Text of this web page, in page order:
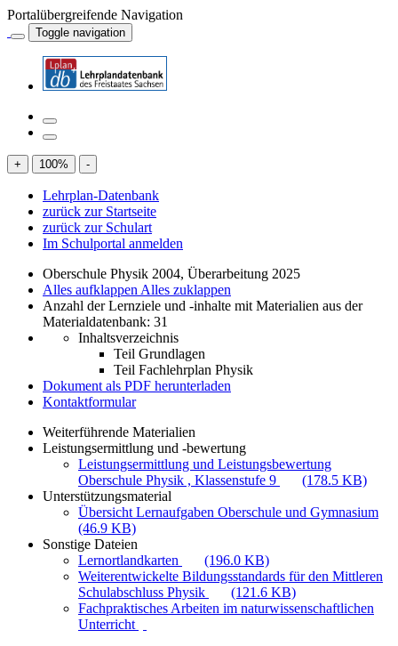
Portalübergreifende Navigation
Toggle navigation
+ 100% -
Lehrplan-Datenbank
zurück zur Startseite
zurück zur Schulart
Im Schulportal anmelden
Oberschule Physik 2004, Überarbeitung 2025
Alles aufklappen Alles zuklappen
Anzahl der Lernziele und -inhalte mit Materialien aus der
Materialdatenbank: 31
Inhaltsverzeichnis
Teil Grundlagen
Teil Fachlehrplan Physik
Dokument als PDF herunterladen
Kontaktformular
Weiterführende Materialien
Leistungsermittlung und -bewertung
Leistungsermittlung und Leistungsbewertung
Oberschule Physik , Klassenstufe 9
(178.5 KB)
Unterstützungsmaterial
Übersicht Lernaufgaben Oberschule und Gymnasium
(46.9 KB)
Sonstige Dateien
Lernortlandkarten
(196.0 KB)
Weiterentwickelte Bildungsstandards für den Mittleren
Schulabschluss Physik
(121.6 KB)
Fachpraktisches Arbeiten im naturwissenschaftlichen
Unterricht